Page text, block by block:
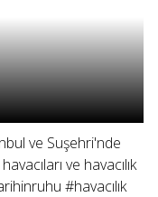
ve Suşehri'nde
ve havacılık
#havacılık